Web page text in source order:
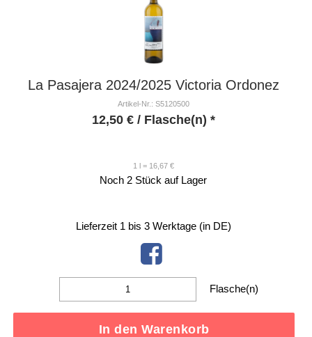
La Pasajera 2024/2025 Victoria Ordonez
Artikel-Nr.: S5120500
12,50 €/ Flasche(n) *
1 l = 16,67 €
Noch 2 Stück auf Lager
Lieferzeit 1 bis 3 Werktage (in DE)
Flasche(n)
In den Warenkorb